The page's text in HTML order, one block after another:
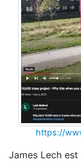
https://
James Lech